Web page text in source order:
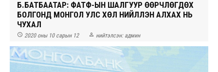
Б.БАТБААТАР: ФАТФ-ЫН ШАЛГУУР ӨӨРЧЛӨГДӨХ
БОЛГОНД МОНГОЛ УЛС ХӨЛ НИЙЛҮҮЛЭН АЛХАХ НЬ
ЧУХАЛ
 2020 оны 10 сарын 12  нийтэлсэн: админ